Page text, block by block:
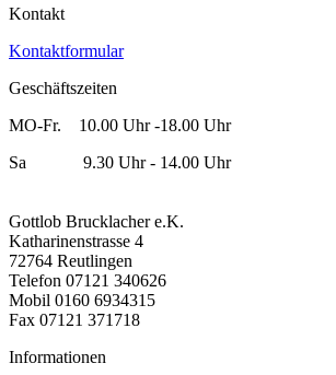
Kontakt
Kontaktformular
Geschäftszeiten
MO-Fr. 10.00 Uhr -18.00 Uhr
Sa 9.30 Uhr - 14.00 Uhr
Gottlob Brucklacher e.K.
Katharinenstrasse 4
72764 Reutlingen
Telefon 07121 340626
Mobil 0160 6934315
Fax 07121 371718
Informationen